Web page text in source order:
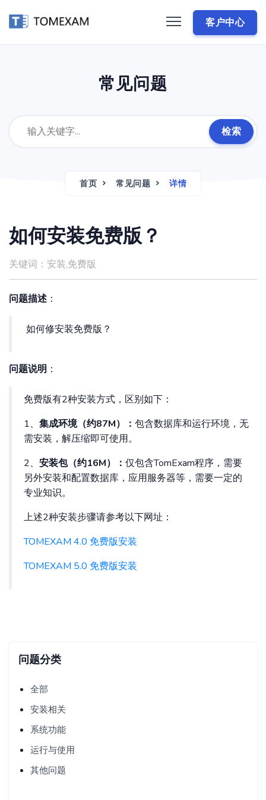
客户中心
常见问题
检索
首页 常见问题 详情
如何安装免费版？
关键词：安装,免费版
问题描述 ：
如何修安装免费版？
问题说明 ：
免费版有2种安装方式，区别如下：
1、 集成环境（约87M）： 包含数据库和运行环境，无
需安装，解压缩即可使用。
2、安装包（约16M）： 仅包含TomExam程序，需要
另外安装和配置数据库，应用服务器等，需要一定的
专业知识。
上述2种安装步骤请参考以下网址：
TOMEXAM 4.0 免费版安装
TOMEXAM 5.0 免费版安装
问题分类
全部
安装相关
系统功能
运行与使用
其他问题